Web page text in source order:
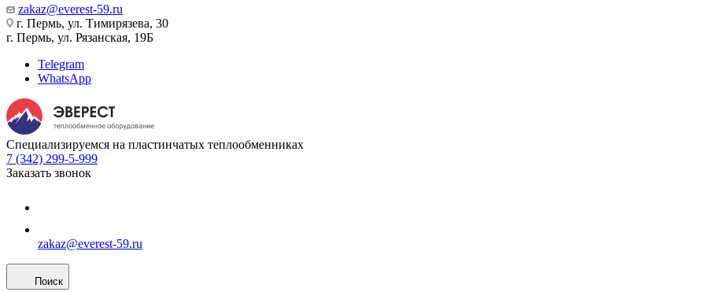
zakaz@everest-59.ru
г. Пермь, ул. Тимирязева, 30
г. Пермь, ул. Рязанская, 19Б
Telegram
WhatsApp
Специализируемся на пластинчатых теплообменниках
7 (342) 299-5-999
Заказать звонок
zakaz@everest-59.ru
Поиск